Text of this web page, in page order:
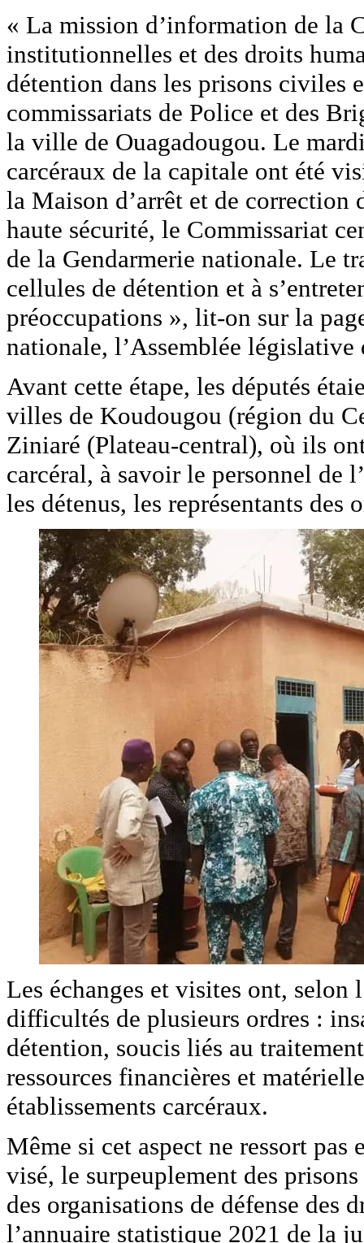
« La mission d’information de la
institutionnelles et des droits
détention dans les prisons civiles
commissariats de Police et des
la ville de Ouagadougou. Le
carcéraux de la capitale ont été
la Maison d’arrêt et de
haute sécurité, le Commissariat
de la Gendarmerie nationale. Le
cellules de détention et à
préoccupations », lit-on sur la
nationale, l’Assemblée législative
Avant cette étape, les députés
villes de Koudougou (région du
Ziniaré (Plateau-central), où ils
carcéral, à savoir le personnel
les détenus, les représentants
Les échanges et visites ont,
difficultés de plusieurs ordres :
détention, soucis liés au
ressources financières et
établissements carcéraux.
Même si cet aspect ne ressort
visé, le surpeuplement des
des organisations de défense
l’annuaire statistique 2021 de la